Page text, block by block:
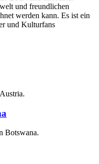
und freundlichen
werden kann. Es ist ein
und Kulturfans
Botswana.